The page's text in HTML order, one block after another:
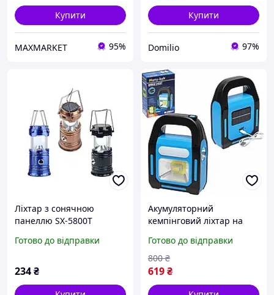
Купити
MAXMARKET 95%
Купити
Domilio 97%
Ліхтар з сонячною
панеллю SX-5800T
солн.бат.) 5392 КИТАЙ
Готово до відправки
234₴
Акумуляторний
кемпінговий ліхтар на
діодами ,модель HB-9707A
Готово до відправки
619₴
800 ₴